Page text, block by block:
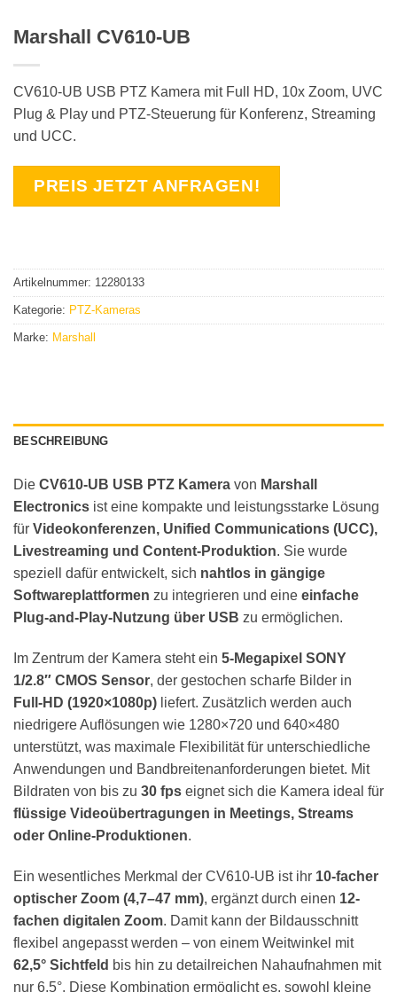
Marshall CV610-UB
CV610-UB USB PTZ Kamera mit Full HD, 10x Zoom, UVC
Plug & Play und PTZ-Steuerung für Konferenz, Streaming
und UCC.
PREIS JETZT ANFRAGEN!
Artikelnummer: 12280133
Kategorie: PTZ-Kameras
Marke: Marshall
BESCHREIBUNG
Die CV610-UB USB PTZ Kamera von Marshall
Electronics ist eine kompakte und leistungsstarke Lösung
für Videokonferenzen, Unified Communications (UCC),
Livestreaming und Content-Produktion. Sie wurde
speziell dafür entwickelt, sich nahtlos in gängige
Softwareplattformen zu integrieren und eine einfache
Plug-and-Play-Nutzung über USB zu ermöglichen.
Im Zentrum der Kamera steht ein 5-Megapixel SONY
1/2.8″ CMOS Sensor, der gestochen scharfe Bilder in
Full-HD (1920×1080p) liefert. Zusätzlich werden auch
niedrigere Auflösungen wie 1280×720 und 640×480
unterstützt, was maximale Flexibilität für unterschiedliche
Anwendungen und Bandbreitenanforderungen bietet. Mit
Bildraten von bis zu 30 fps eignet sich die Kamera ideal für
flüssige Videoübertragungen in Meetings, Streams
oder Online-Produktionen.
Ein wesentliches Merkmal der CV610-UB ist ihr 10-facher
optischer Zoom (4,7–47 mm), ergänzt durch einen 12-
fachen digitalen Zoom. Damit kann der Bildausschnitt
flexibel angepasst werden – von einem Weitwinkel mit
62,5° Sichtfeld bis hin zu detailreichen Nahaufnahmen mit
nur 6,5°. Diese Kombination ermöglicht es, sowohl kleine